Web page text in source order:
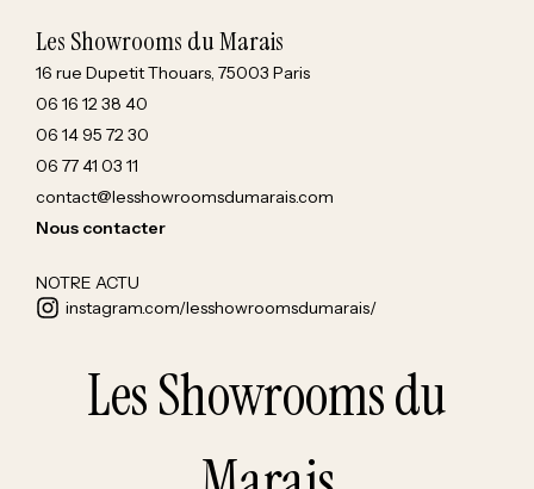
Les Showrooms du Marais
16 rue Dupetit Thouars, 75003 Paris
06 16 12 38 40
06 14 95 72 30
06 77 41 03 11
contact@lesshowroomsdumarais.com
Nous contacter
NOTRE ACTU
instagram.com/lesshowroomsdumarais/
Les Showrooms du